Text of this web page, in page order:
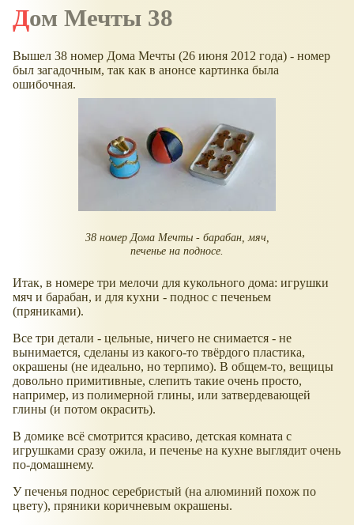
Дом Мечты 38
Вышел 38 номер Дома Мечты (26 июня 2012 года) - номер
был загадочным, так как в анонсе картинка была
ошибочная.
38 номер Дома Мечты - барабан, мяч,
печенье на подносе.
Итак, в номере три мелочи для кукольного дома: игрушки
мяч и барабан, и для кухни - поднос с печеньем
(пряниками).
Все три детали - цельные, ничего не снимается - не
вынимается, сделаны из какого-то твёрдого пластика,
окрашены (не идеально, но терпимо). В общем-то, вещицы
довольно примитивные, слепить такие очень просто,
например, из полимерной глины, или затвердевающей
глины (и потом окрасить).
В домике всё смотрится красиво, детская комната с
игрушками сразу ожила, и печенье на кухне выглядит очень
по-домашнему.
У печенья поднос серебристый (на алюминий похож по
цвету), пряники коричневым окрашены.